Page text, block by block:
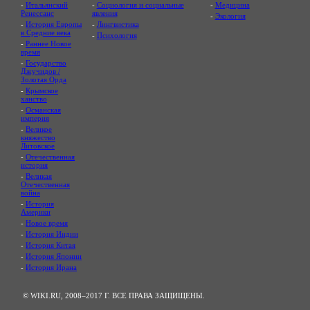
- Итальянский
Ренессанс
- История Европы
в Средние века
- Раннее Новое
время
- Государство
Джучидов /
Золотая Орда
- Крымское
ханство
- Османская
империя
- Великое
княжество
Литовское
- Отечественная
история
- Великая
Отечественная
война
- История
Америки
- Новое время
- История Индии
- История Китая
- История Японии
- История Ирана
- Социология и социальные
явления
- Лингвистика
- Психология
- Медицина
- Экология
© WIKI.RU, 2008–2017 Г. ВСЕ ПРАВА ЗАЩИЩЕНЫ.